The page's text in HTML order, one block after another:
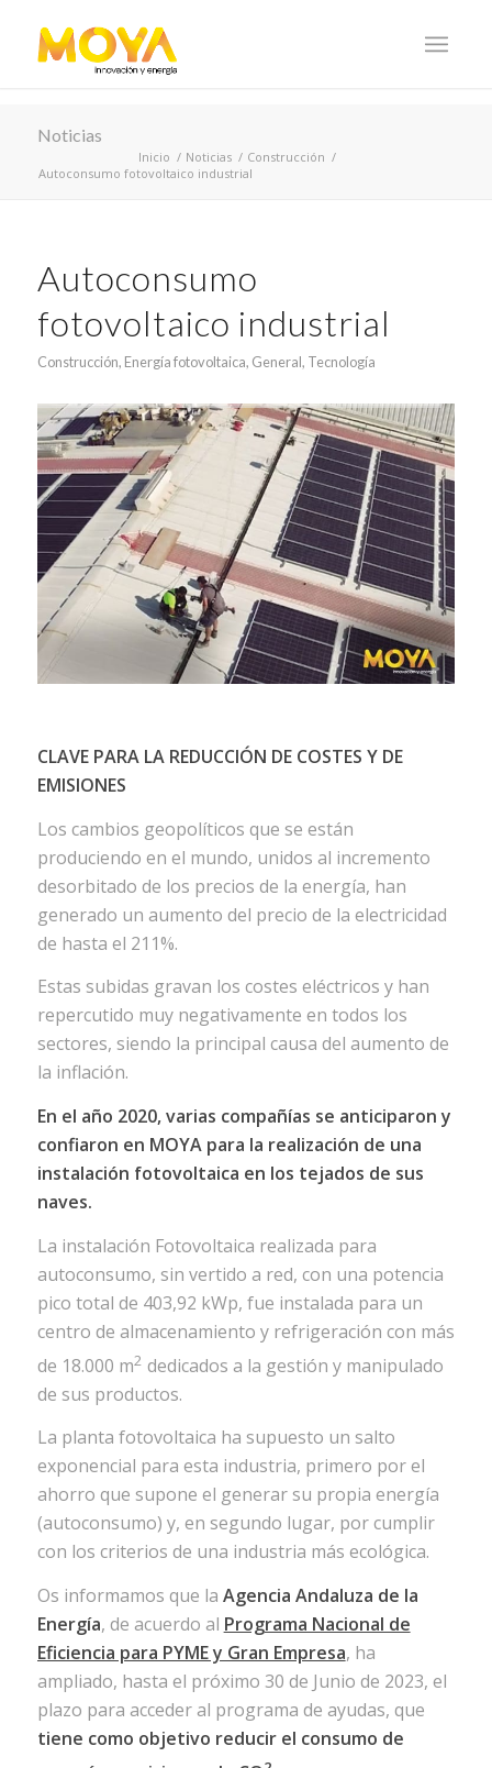
Noticias
Inicio / Noticias / Construcción /
Autoconsumo fotovoltaico industrial
Autoconsumo
fotovoltaico industrial
Construcción, Energía fotovoltaica, General, Tecnología
CLAVE PARA LA REDUCCIÓN DE COSTES Y DE
EMISIONES
Los cambios geopolíticos que se están
produciendo en el mundo, unidos al incremento
desorbitado de los precios de la energía, han
generado un aumento del precio de la electricidad
de hasta el 211%.
Estas subidas gravan los costes eléctricos y han
repercutido muy negativamente en todos los
sectores, siendo la principal causa del aumento de
la inflación.
En el año 2020, varias compañías se anticiparon y
confiaron en MOYA para la realización de una
instalación fotovoltaica en los tejados de sus
naves.
La instalación Fotovoltaica realizada para
autoconsumo, sin vertido a red, con una potencia
pico total de 403,92 kWp, fue instalada para un
centro de almacenamiento y refrigeración con más
de 18.000 m2 dedicados a la gestión y manipulado
de sus productos.
La planta fotovoltaica ha supuesto un salto
exponencial para esta industria, primero por el
ahorro que supone el generar su propia energía
(autoconsumo) y, en segundo lugar, por cumplir
con los criterios de una industria más ecológica.
Os informamos que la Agencia Andaluza de la
Energía, de acuerdo al Programa Nacional de
Eficiencia para PYME y Gran Empresa, ha
ampliado, hasta el próximo 30 de Junio de 2023, el
plazo para acceder al programa de ayudas, que
tiene como objetivo reducir el consumo de